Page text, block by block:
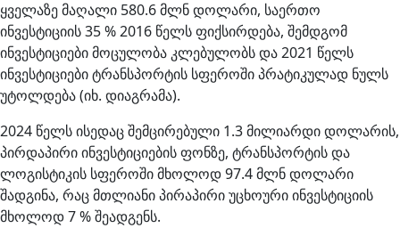
ყველაზე მაღალი 580.6 მლნ დოლარი, საერთო
ინვესტიციის 35 % 2016 წელს ფიქსირდება, შემდგომ
ინვესტიციები მოცულობა კლებულობს და 2021 წელს
ინვესტიციები ტრანსპორტის სფეროში პრატიკულად ნულს
უტოლდება (იხ. დიაგრამა).
2024 წელს ისედაც შემცირებული 1.3 მილიარდი დოლარის,
პირდაპირი ინვესტიციების ფონზე, ტრანსპორტის და
ლოგისტიკის სფეროში მხოლოდ 97.4 მლნ დოლარი
შადგინა, რაც მთლიანი პირაპირი უცხოური ინვესტიციის
მხოლოდ 7 % შეადგენს.